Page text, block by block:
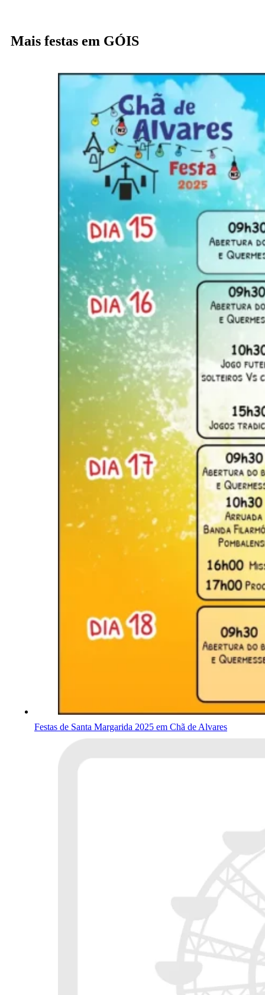
Mais festas em GÓIS
Festas de Santa Margarida 2025 em Chã de Alvares